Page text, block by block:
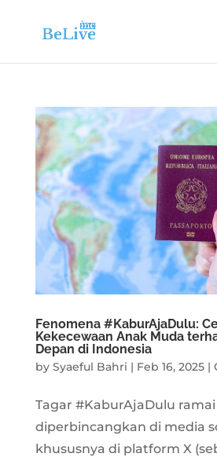
Fenomena #KaburAjaDulu:
Kekecewaan Anak Muda
Depan di Indonesia
by Syaeful Bahri | Feb 16, 2025|
Tagar #KaburAjaDulu ramai
diperbincangkan di media
khususnya di platform X